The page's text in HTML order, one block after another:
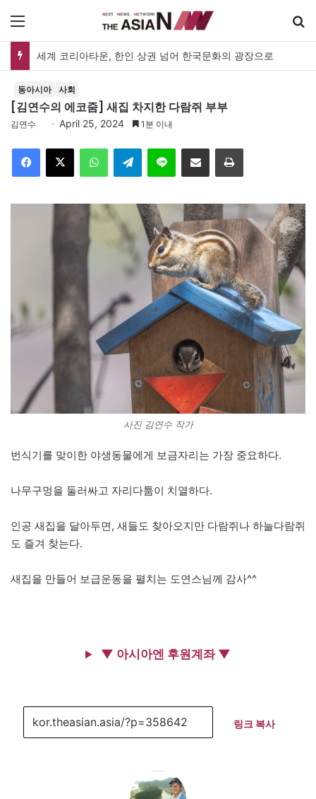
세계 코리아타운, 한인 상권 넘어 한국문화의 광장으로
동아시아 사회
[김연수의 에코줌] 새집 차지한 다람쥐 부부
김연수 April 25, 2024 1분 이내
Telegram 이메일
사진 김연수 작가
번식기를 맞이한 야생동물에게 보금자리는 가장 중요하다.
나무구멍을 둘러싸고 자리다툼이 치열하다.
인공 새집을 달아두면, 새들도 찾아오지만 다람쥐나 하늘다람쥐
도 즐겨 찾는다.
새집을 만들어 보급운동을 펼치는 도연스님께 감사^^
▼ 아시아엔 후원계좌 ▼
링크 복사